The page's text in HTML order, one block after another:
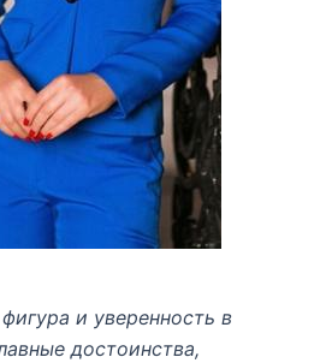
и уверенность в
достоинства,